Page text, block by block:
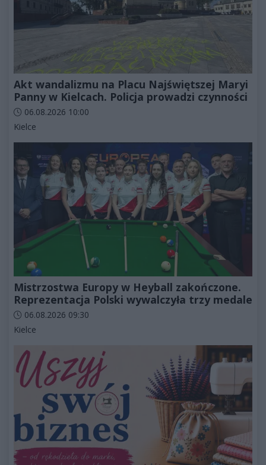
Akt wandalizmu na Placu Najświętszej Maryi
Panny w Kielcach. Policja prowadzi czynności
Data dodania artykułu:
06.08.2026 10:00
Kategorie artykułu:
Kielce
Mistrzostwa Europy w Heyball zakończone.
Reprezentacja Polski wywalczyła trzy medale
Data dodania artykułu:
06.08.2026 09:30
Kategorie artykułu:
Kielce